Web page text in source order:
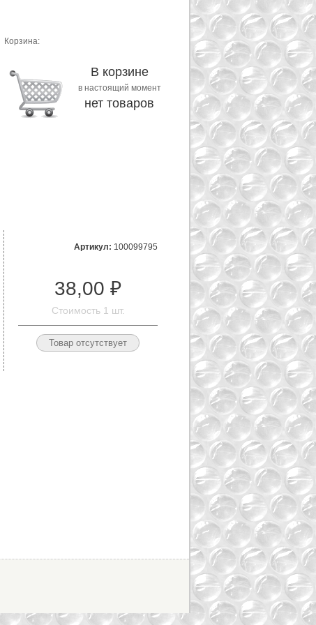
Корзина:
В корзине
в настоящий момент
нет товаров
Артикул: 100099795
38,00 ₽
Стоимость 1 шт.